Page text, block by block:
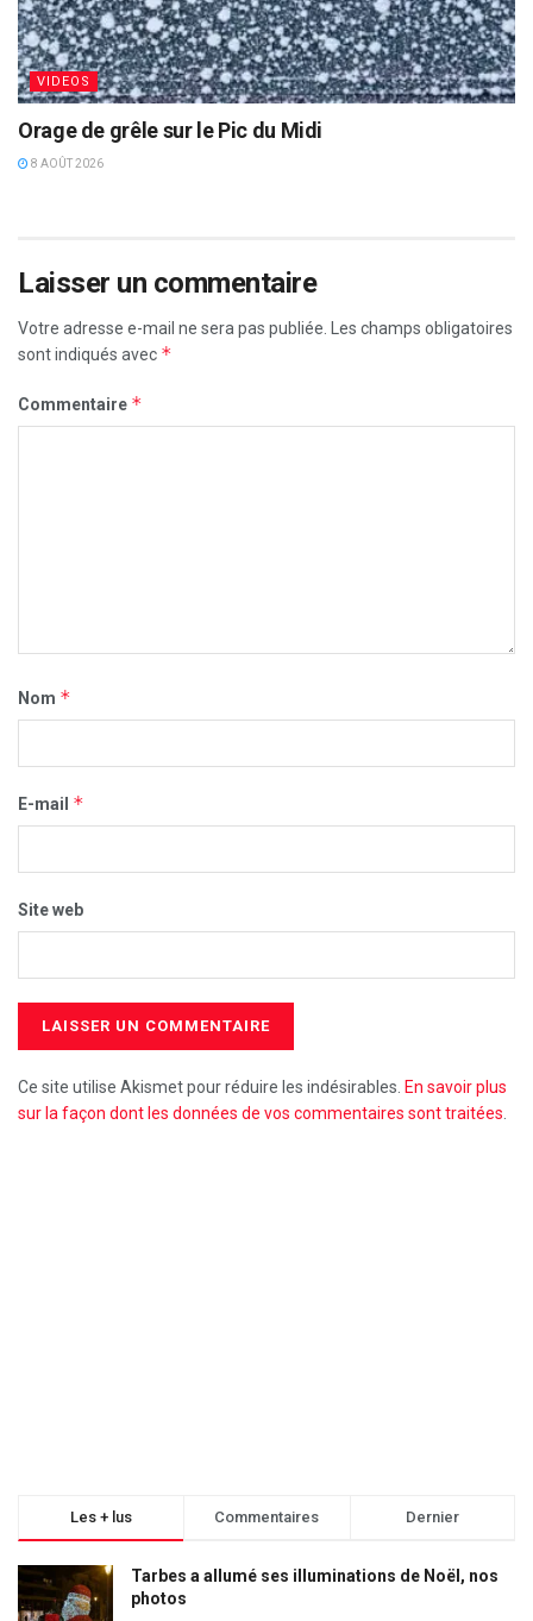
VIDEOS
Orage de grêle sur le Pic du Midi
8 AOÛT 2026
Laisser un commentaire
Votre adresse e-mail ne sera pas publiée. Les champs obligatoires
sont indiqués avec *
Commentaire *
Nom *
E-mail *
Site web
Ce site utilise Akismet pour réduire les indésirables. En savoir plus
sur la façon dont les données de vos commentaires sont traitées
Les + lus Commentaires Dernier
Tarbes a allumé ses illuminations de Noël, nos
photos